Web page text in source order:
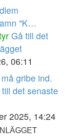
"K…
Gå till det
06:11
gribe ind.
det senaste
2025, 14:24